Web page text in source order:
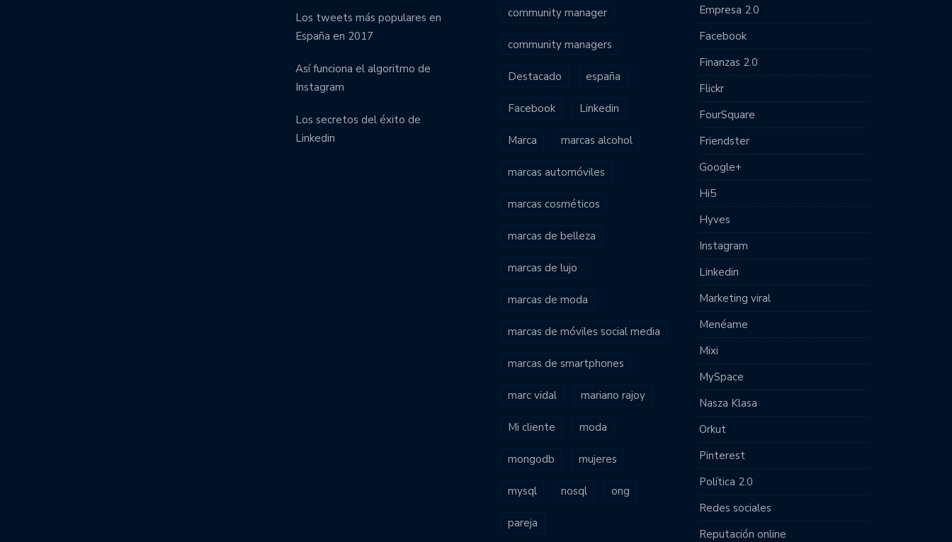
Los tweets más populares en
España en 2017
Así funciona el algoritmo de
Instagram
Los secretos del éxito de
Linkedin
community manager
community managers
Destacado españa
Facebook Linkedin
Marca marcas alcohol
marcas automóviles
marcas cosméticos
marcas de belleza
marcas de lujo
marcas de moda
marcas de móviles social media
marcas de smartphones
marc vidal mariano rajoy
Mi cliente moda
mongodb mujeres
mysql nosql ong
pareja
Empresa 2.0
Facebook
Finanzas 2.0
Flickr
FourSquare
Friendster
Google+
Hi5
Hyves
Instagram
Linkedin
Marketing viral
Menéame
Mixi
MySpace
Nasza Klasa
Orkut
Pinterest
Política 2.0
Redes sociales
Reputación online